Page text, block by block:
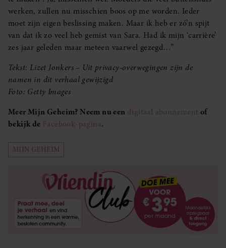
werken, zullen nu misschien boos op me worden. Ieder
moet zijn eigen beslissing maken. Maar ik heb er zó’n spijt
van dat ik zo veel heb gemist van Sara. Had ik mijn ‘carrière’
zes jaar geleden maar meteen vaarwel gezegd…”
Tekst: Lizet Jonkers – Uit privacy-overwegingen zijn de
namen in dit verhaal gewijzigd
Foto: Getty Images
Meer Mijn Geheim? Neem nu een digitaal abonnement of
bekijk de Facebook-pagina.
MIJN GEHEIM